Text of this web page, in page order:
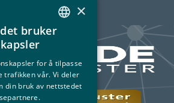
NORWEGIAN
×
bruker
for å tilpasse
trafikken vår. Vi deler
din bruk av nettstedet